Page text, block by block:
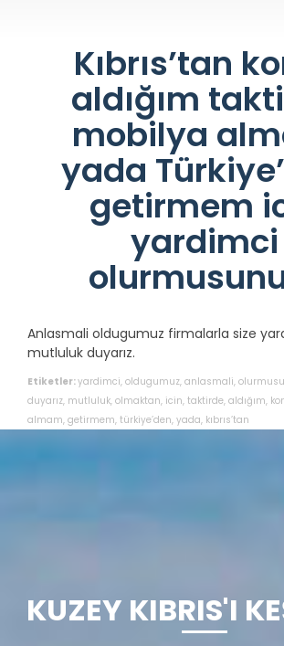
Kıbrıs’tan
aldığım
mobilya
yada
getirmem
yardimci
Anlasmali oldugumuz firmalarla size
mutluluk duyarız.
Etiketler:yardimci, oldugumuz, anlasmali,
duyarız, mutluluk, olmaktan, icin, taktirde, aldığım,
almam, getirmem, türkiye’den, yada, kıbrıs’tan
KUZEY KIBRIS'I